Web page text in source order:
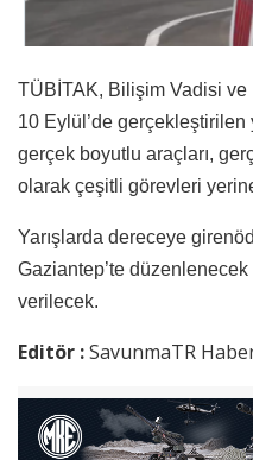
TÜBİTAK, Bilişim Vadisi
10 Eylül’de gerçekleştirilen
gerçek boyutlu araçları,
olarak çeşitli görevleri
Yarışlarda dereceye
Gaziantep’te
verilecek.
Editör :SavunmaTR